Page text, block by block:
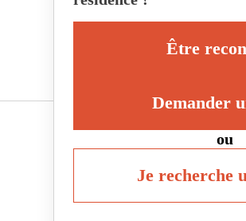
Être
Demander
ou
Je recherche